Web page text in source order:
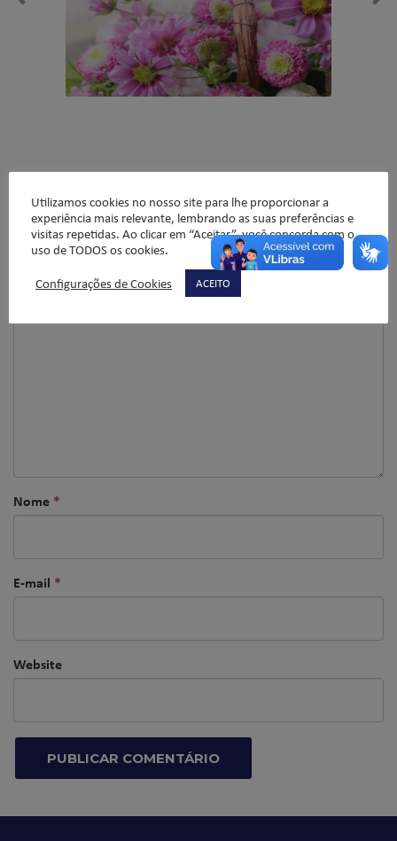
Deixe um comentário
O seu endereço de e-mail não será publicado.Campos
obrigatórios são marcados com
Comentário*
Nome *
E-mail *
Website
Utilizamos cookies no nosso site para lhe proporcionar a
experiência mais relevante, lembrando as suas preferências e
visitas repetidas. Ao clicar em “Aceitar”, você concorda com o
uso de TODOS os cookies.
Configurações de Cookies
ACEITO